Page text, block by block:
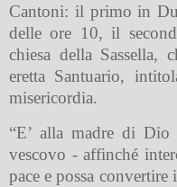
Cantoni: il primo in
delle ore 10, il
chiesa della Sassella,
eretta Santuario,
misericordia.
“E’ alla madre di
vescovo - affinché
pace e possa